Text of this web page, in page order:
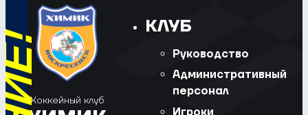
Хоккейный клуб
КЛУБ
Руководство
Административный
персонал
Игроки